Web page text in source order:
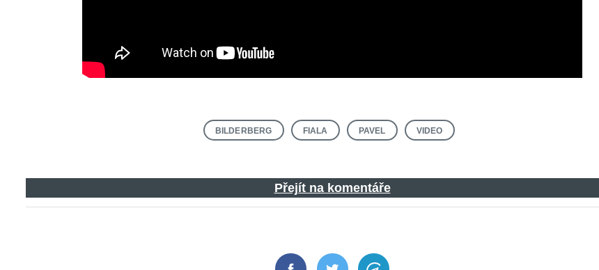
BILDERBERG FIALA PAVEL VIDEO
Přejít na komentáře
Search